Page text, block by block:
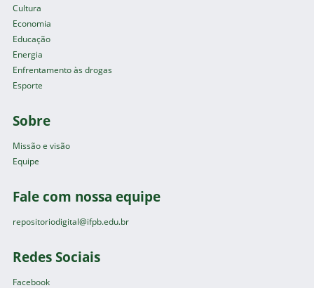
Cultura
Economia
Educação
Energia
Enfrentamento às drogas
Esporte
Sobre
Missão e visão
Equipe
Fale com nossa equipe
repositoriodigital@ifpb.edu.br
Redes Sociais
Facebook